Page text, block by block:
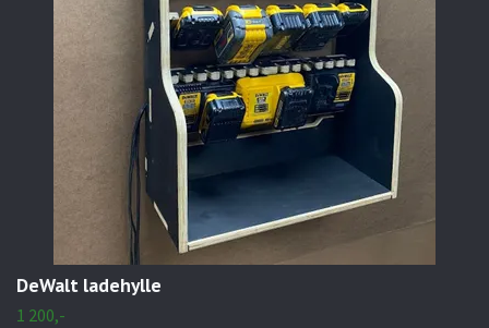
DeWalt ladehylle
1 200,-